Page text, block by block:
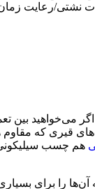
نشتی/رعایت
اگر می‌خواهید بین
قیری که
هم چسب سیلیکونی